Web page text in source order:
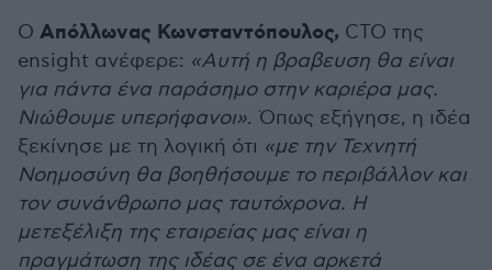
Ο Απόλλωνας Κωνσταντόπουλος, CTO της
ensight ανέφερε: «Αυτή η βραβευση θα είναι
για πάντα ένα παράσημο στην καριέρα μας.
Νιώθουμε υπερήφανοι». Όπως εξήγησε, η ιδέα
ξεκίνησε με τη λογική ότι «με την Τεχνητή
Νοημοσύνη θα βοηθήσουμε το περιβάλλον και
τον συνάνθρωπο μας ταυτόχρονα. Η
μετεξέλιξη της εταιρείας μας είναι η
πραγμάτωση της ιδέας σε ένα αρκετά